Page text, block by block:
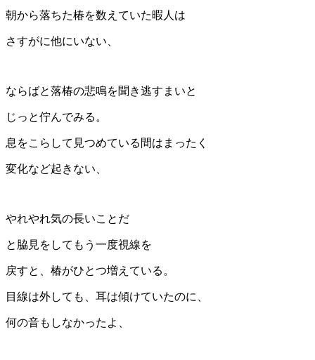
朝から落ちた椿を数えていた暇人は
さすがに他にいない、
ならばと落椿の悲鳴を聞き逃すまいと
じっと佇んでみる。
息をこらして見つめている間はまったく
変化など起きない、
やれやれ気の長いことだ
と脇見をしてもう一度視線を
戻すと、椿がひとつ増えている。
目線は外しても、耳は傾けていたのに、
何の音もしなかったよ、